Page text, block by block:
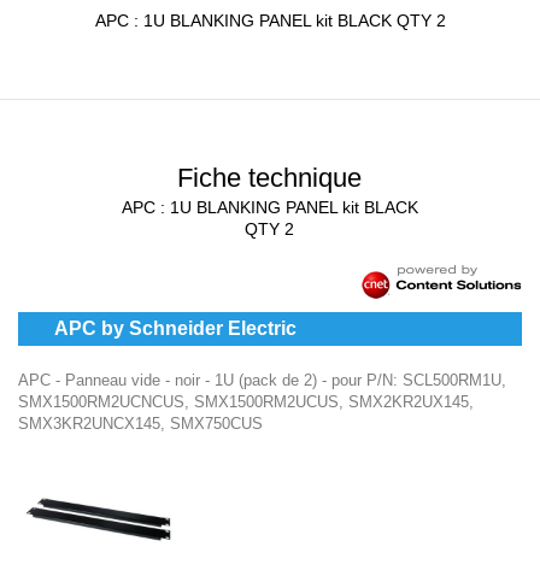
APC : 1U BLANKING PANEL kit BLACK QTY 2
Fiche technique
APC : 1U BLANKING PANEL kit BLACK
QTY 2
APC by Schneider Electric
APC - Panneau vide - noir - 1U (pack de 2) - pour P/N: SCL500RM1U,
SMX1500RM2UCNCUS, SMX1500RM2UCUS, SMX2KR2UX145,
SMX3KR2UNCX145, SMX750CUS